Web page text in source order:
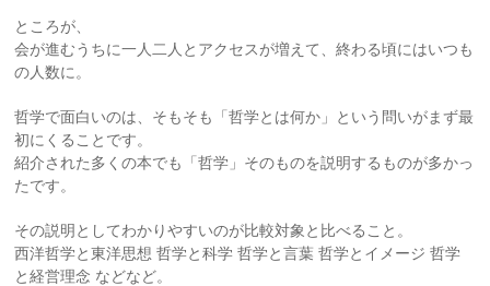
ところが、
会が進むうちに一人二人とアクセスが増えて、終わる頃にはいつも
の人数に。
哲学で面白いのは、そもそも「哲学とは何か」という問いがまず最
初にくることです。
紹介された多くの本でも「哲学」そのものを説明するものが多かっ
たです。
その説明としてわかりやすいのが比較対象と比べること。
西洋哲学と東洋思想 哲学と科学 哲学と言葉 哲学とイメージ 哲学
と経営理念 などなど。